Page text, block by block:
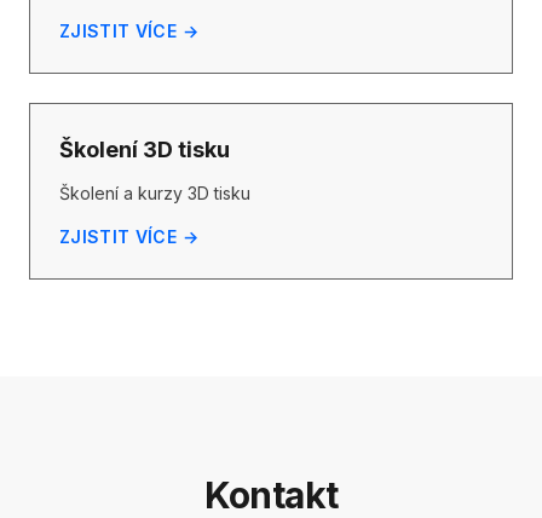
ZJISTIT VÍCE →
Školení 3D tisku
Školení a kurzy 3D tisku
ZJISTIT VÍCE →
Kontakt